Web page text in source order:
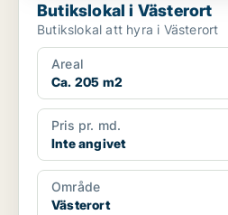
Butikslokal i Västerort
Butikslokal att hyra i Västerort
Areal
Ca. 205 m2
Pris pr. md.
Inte angivet
Område
Västerort